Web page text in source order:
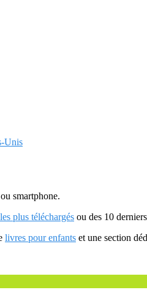
Unis
smartphone.
plus téléchargés ou des 10
livres pour enfants et une section